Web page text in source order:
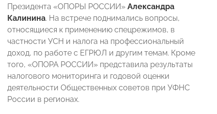
Президента «ОПОРЫ РОССИИ» Александра
Калинина. На встрече поднимались вопросы,
относящиеся к применению спецрежимов, в
частности УСН и налога на профессиональный
доход, по работе с ЕГРЮЛ и другим темам. Кроме
того, «ОПОРА РОССИИ» представила результаты
налогового мониторинга и годовой оценки
деятельности Общественных советов при УФНС
России в регионах.